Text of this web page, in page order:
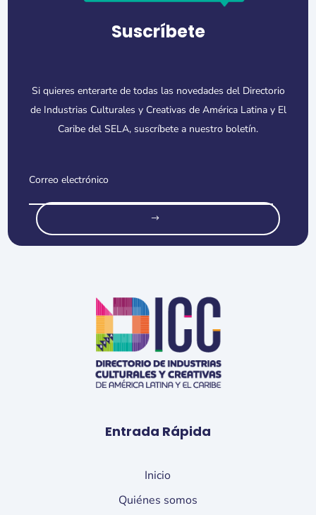
Suscríbete
Si quieres enterarte de todas las novedades del Directorio
de Industrias Culturales y Creativas de América Latina y El
Caribe del SELA, suscríbete a nuestro boletín.
Entrada Rápida
Inicio
Quiénes somos